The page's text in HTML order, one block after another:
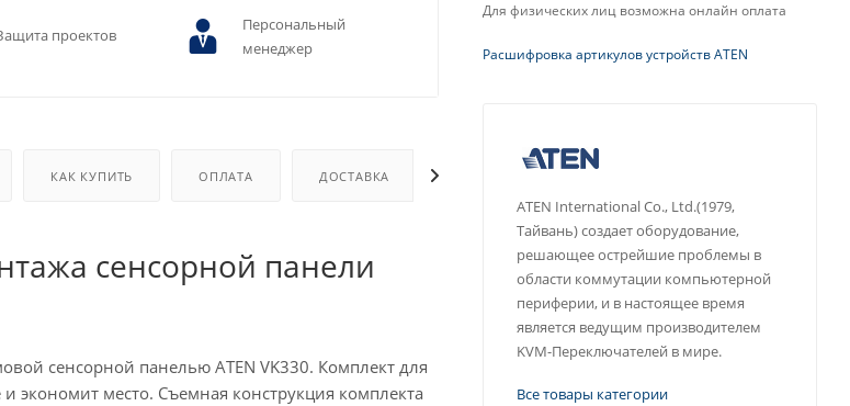
проектов
Персональный
менеджер
КАК КУПИТЬ ОПЛАТА ДОСТАВКА
сенсорной панели
сенсорной панелью ATEN VK330. Комплект для
экономит место. Съемная конструкция комплекта
Для физических лиц возможна онлайн оплата
Расшифровка артикулов устройств ATEN
ATEN International Co., Ltd.(1979,
Тайвань) создает оборудование,
решающее острейшие проблемы в
области коммутации компьютерной
периферии, и в настоящее время
является ведущим производителем
KVM-Переключателей в мире.
Все товары категории